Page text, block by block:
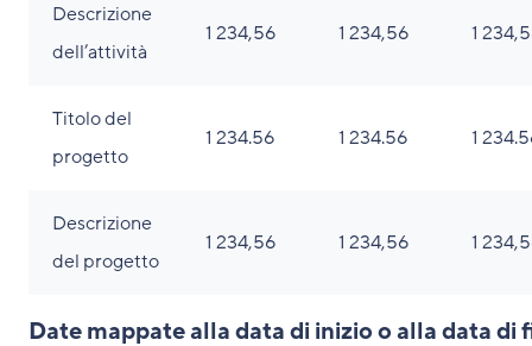
Descrizione
dell’attività
1 234,56 1 234,56 1
Titolo del
progetto
1 234.56 1 234.56 1
Descrizione
del progetto
1 234,56 1 234,56 1
Date mappate alla data di inizio o alla data di